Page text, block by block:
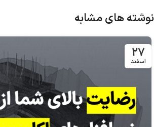
نوشته های مشابه
۲۷
اسفند